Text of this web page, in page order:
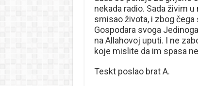
nekada radio. Sada živim
smisao života, i zbog
Gospodara svoga
na Allahovoj uputi. I ne
koje mislite da im spasa
Teskt poslao brat A.